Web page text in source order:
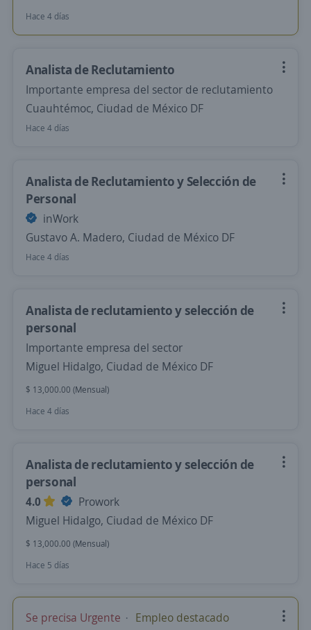
Hace 4 días
Analista de Reclutamiento
Importante empresa del sector de reclutamiento
Cuauhtémoc, Ciudad de México DF
Hace 4 días
Analista de Reclutamiento y Selección de
Personal
inWork
Gustavo A. Madero, Ciudad de México DF
Hace 4 días
Analista de reclutamiento y selección de
personal
Importante empresa del sector
Miguel Hidalgo, Ciudad de México DF
$ 13,000.00 (Mensual)
Hace 4 días
Analista de reclutamiento y selección de
personal
4.0
Prowork
Miguel Hidalgo, Ciudad de México DF
$ 13,000.00 (Mensual)
Hace 5 días
Se precisa Urgente Empleo destacado